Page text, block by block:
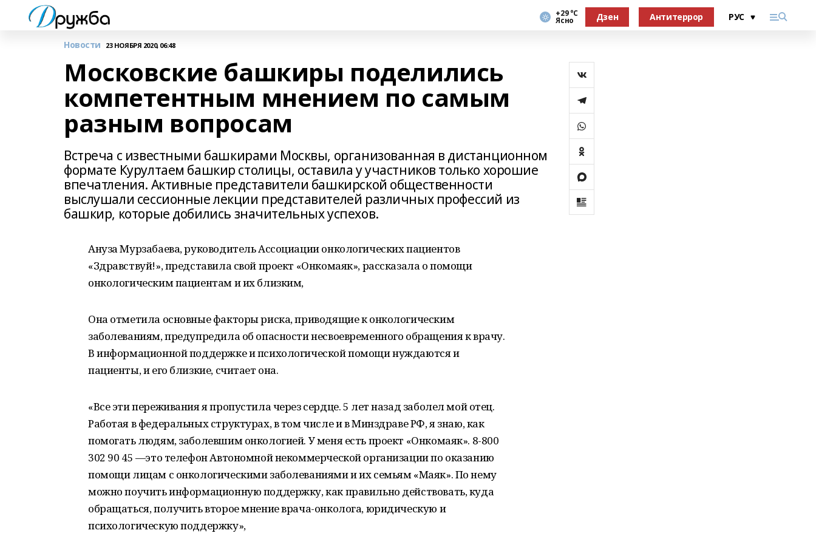
+29 °С
Ясно Дзен Антитеррор
Новости 23 НОЯБРЯ 2020, 06:48
Московские башкиры поделились
компетентным мнением по самым
разным вопросам
Встреча с известными башкирами Москвы, организованная в дистанционном
формате Курултаем башкир столицы, оставила у участников только хорошие
впечатления. Активные представители башкирской общественности
выслушали сессионные лекции представителей различных профессий из
башкир, которые добились значительных успехов.
Ануза Мурзабаева, руководитель Ассоциации онкологических пациентов
«Здравствуй!», представила свой проект «Онкомаяк», рассказала о помощи
онкологическим пациентам и их близким,
Она отметила основные факторы риска, приводящие к онкологическим
заболеваниям, предупредила об опасности несвоевременного обращения к врачу.
В информационной поддержке и психологической помощи нуждаются и
пациенты, и его близкие, считает она.
«Все эти переживания я пропустила через сердце. 5 лет назад заболел мой отец.
Работая в федеральных структурах, в том числе и в Минздраве РФ, я знаю, как
помогать людям, заболевшим онкологией. У меня есть проект «Онкомаяк». 8-800
302 90 45 —это телефон Автономной некоммерческой организации по оказанию
помощи лицам с онкологическими заболеваниями и их семьям «Маяк». По нему
можно поучить информационную поддержку, как правильно действовать, куда
обращаться, получить второе мнение врача-онколога, юридическую и
психологическую поддержку»,